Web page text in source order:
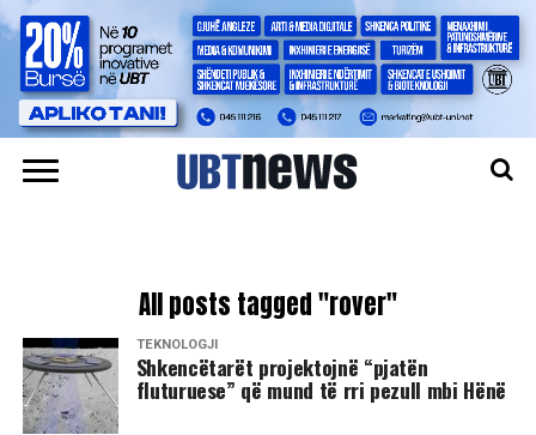
All posts tagged "rover"
TEKNOLOGJI
Shkencëtarët projektojnë “pjatën
fluturuese” që mund të rri pezull mbi Hënë